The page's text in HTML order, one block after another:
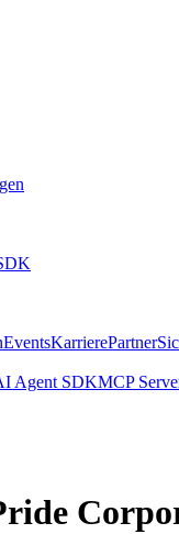
EventsKarrierePartner
Agent SDKMCP